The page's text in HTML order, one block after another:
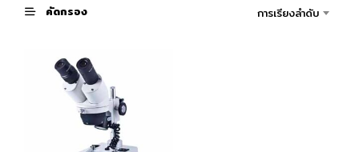
คัดกรอง การเรียงลำดับ